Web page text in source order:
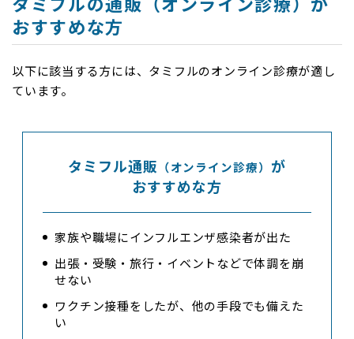
おすすめな方
以下に該当する方には、タミフルのオンライン診療が適し
ています。
タミフル通販 （オンライン診療） が
おすすめな方
家族や職場にインフルエンザ感染者が出た
出張・受験・旅行・イベントなどで体調を崩
せない
ワクチン接種をしたが、他の手段でも備えた
い